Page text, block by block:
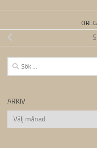
Sök
efter:
ARKIV
Arkiv